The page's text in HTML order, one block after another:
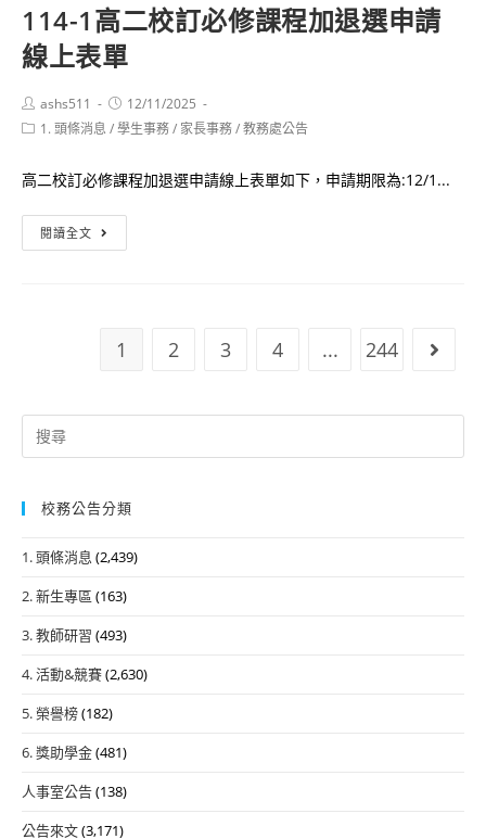
網
移
址，
暫
開
文
動
態
賽
114-1高二校訂必修課程加退選申請
線上表單
Post
author:
ashs511
Post
published:
12/11/2025
Post1. 頭條消息 /學生事務/ 家長事務/教務處公告
高二校訂必修課程加退選申請線上表單如下，申請期限為:12/1...
閱讀全文
1
修
加
選
請
線
1 2 3 4 ... 244 Go to
Search
for:
校務公告分類
1. 頭條消息 (2,439)
2. 新生專區 (163)
3. 教師研習 (493)
4. 活動&競賽(2,630)
5. 榮譽榜(182)
6. 獎助學金(481)
人事室公告(138)
公告來文(3,171)